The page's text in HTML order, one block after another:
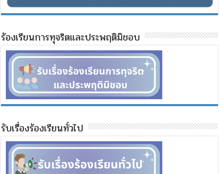
ร้องเรียนการทุจริตและประพฤติมิชอบ
รับเรื่องร้องเรียนทั่วไป